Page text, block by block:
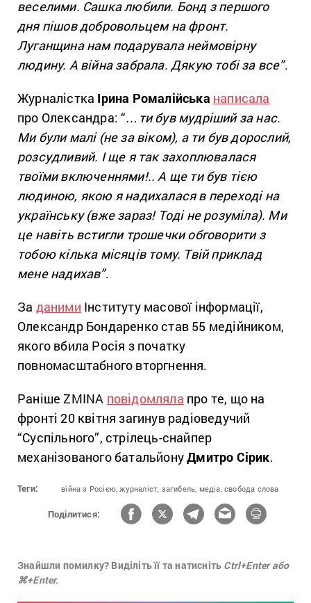
веселими. Сашка любили. Бонд з першого
дня пішов добровольцем на фронт.
Луганщина нам подарувала неймовірну
людину. А війна забрала. Дякую тобі за все”.
Журналістка Ірина Ромалійська написала
про Олександра: “…ти був мудріший за нас.
Ми були малі (не за віком), а ти був дорослий,
розсудливий. І ще я так захоплювалася
твоїми включеннями!..А ще ти був тією
людиною, якою я надихалася в переході на
українську (вже зараз! Тоді не розуміла). Ми
це навіть встигли трошечки обговорити з
тобою кілька місяців тому. Твій приклад
мене надихав”.
За даними Інституту масової інформації,
Олександр Бондаренко став 55 медійником,
якого вбила Росія з початку
повномасштабного вторгнення.
Раніше ZMINA повідомляла про те, що на
фронті 20 квітня загинув радіоведучий
“Суспільного”, стрілець-снайпер
механізованого батальйонуДмитро Сірик.
Теги: війна з Росією, журналіст, загибель, медіа, свобода слова
Поділитися:
Знайшли помилку? Виділіть її та натисніть Ctrl+Enter або
⌘+Enter.